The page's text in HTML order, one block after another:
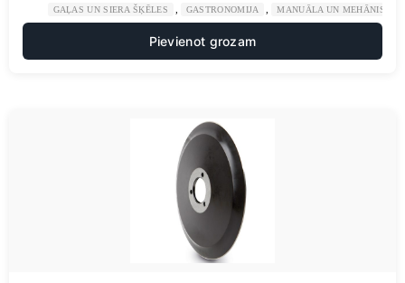
GAĻAS UN SIERA ŠĶĒLES GASTRONOMIJA MANUĀLA UN MEHĀNISKA
Pievienot grozam